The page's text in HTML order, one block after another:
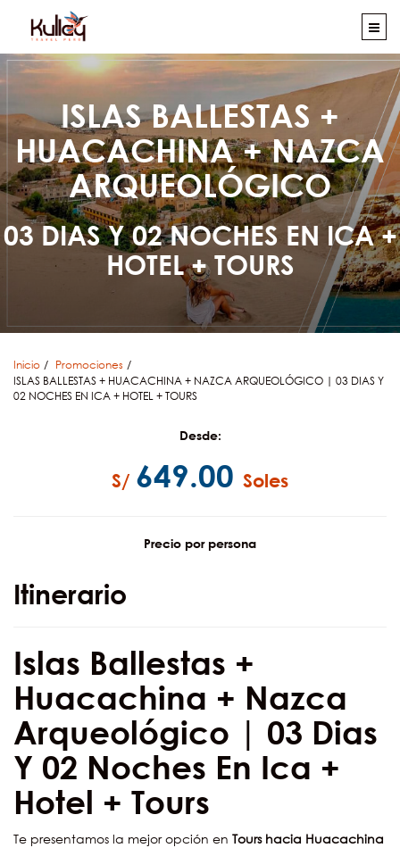
ISLAS BALLESTAS +
HUACACHINA + NAZCA
ARQUEOLÓGICO
03 DIAS Y 02 NOCHES EN ICA +
HOTEL + TOURS
Inicio
Promociones
ISLAS BALLESTAS + HUACACHINA + NAZCA ARQUEOLÓGICO | 03 DIAS Y
02 NOCHES EN ICA + HOTEL + TOURS
Desde:
S/ 649.00 Soles
Precio por persona
Itinerario
Islas Ballestas +
Huacachina + Nazca
Arqueológico | 03 Dias
Y 02 Noches En Ica +
Hotel + Tours
Te presentamos la mejor opción en Tours hacia Huacachina